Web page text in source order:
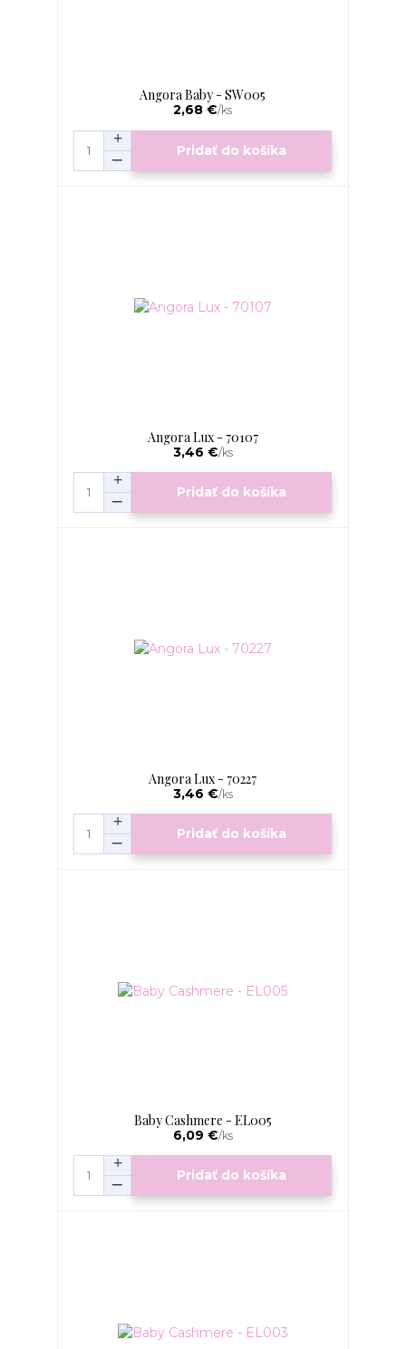
Angora Baby - SW005
2,68 €/ks
Pridať do košíka
Angora Lux - 70107
3,46 €/ks
Pridať do košíka
Angora Lux - 70227
3,46 €/ks
Pridať do košíka
Baby Cashmere - EL005
6,09 €/ks
Pridať do košíka